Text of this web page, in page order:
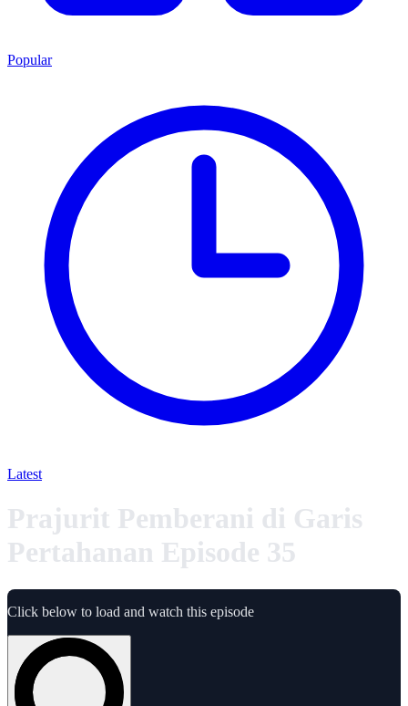
Popular
Latest
Prajurit Pemberani di Garis
Pertahanan Episode 35
Click below to load and watch this episode